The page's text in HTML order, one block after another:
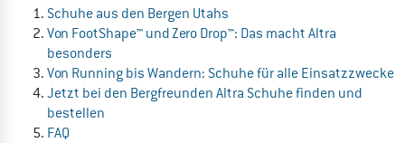
Schuhe aus den Bergen Utahs
Von FootShape™ und Zero Drop™: Das macht Altra
besonders
Von Running bis Wandern: Schuhe für alle Einsatzzwecke
Jetzt bei den Bergfreunden Altra Schuhe finden und
bestellen
FAQ